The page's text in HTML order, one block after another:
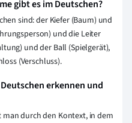
gibt es im Deutschen?
sind: der Kiefer (Baum) und
und die Leiter
und der Ball (Spielgerät),
(Verschluss).
erkennen und
durch den Kontext, in dem